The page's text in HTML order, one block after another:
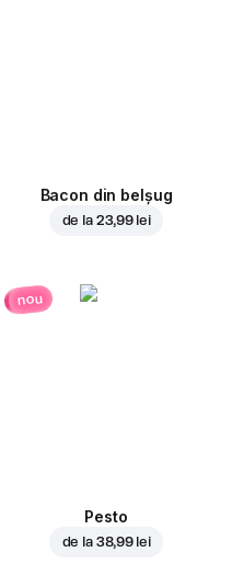
Bacon din belșug
de la 23,99 lei
nou
Pesto
de la 38,99 lei